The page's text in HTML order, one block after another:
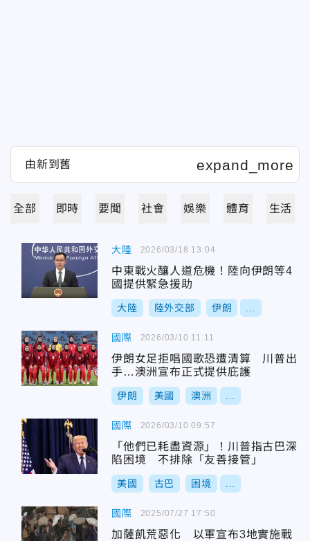
全部 即時 要聞 社會 娛樂 體育 生活
大陸
中東戰火釀人道危機！陸向伊朗等4
國提供緊急援助
大陸 陸外交部 伊朗
2026/03/18 13:04
國際
伊朗女足拒唱國歌恐遭清算 川普出
手…澳洲宣布正式提供庇護
伊朗 美國 澳洲
2026/03/10 11:11
國際
「他們已耗盡資源」！川普指古巴深
陷困境 不排除「友善接管」
美國 古巴 困境
2026/03/10 09:57
國際
加薩飢荒惡化 以軍宣布3地實施戰
2025/07/27 17:50